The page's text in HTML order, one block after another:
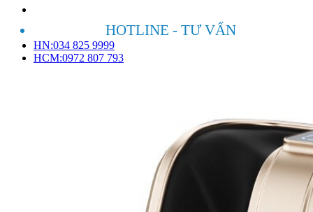
HOTLINE - TƯ VẤN
HN:034 825 9999
HCM:0972 807 793